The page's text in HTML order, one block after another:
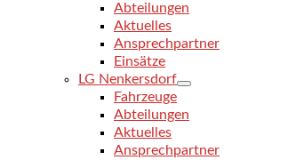
Abteilungen
Aktuelles
Ansprechpartner
Einsätze
LG Nenkersdorf
Fahrzeuge
Abteilungen
Aktuelles
Ansprechpartner